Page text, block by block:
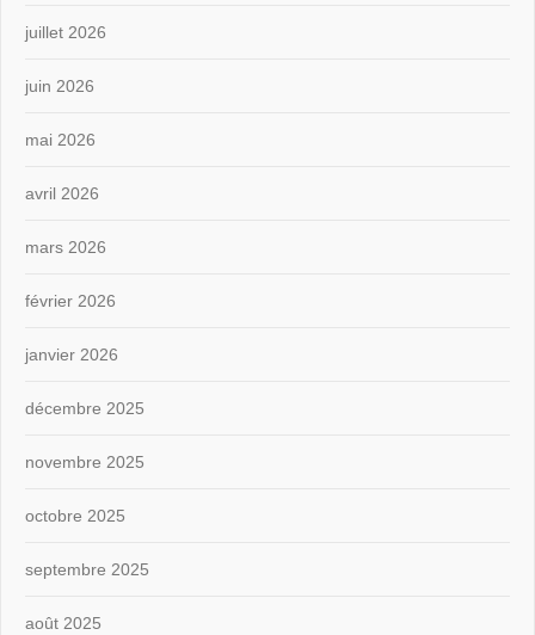
juillet 2026
juin 2026
mai 2026
avril 2026
mars 2026
février 2026
janvier 2026
décembre 2025
novembre 2025
octobre 2025
septembre 2025
août 2025